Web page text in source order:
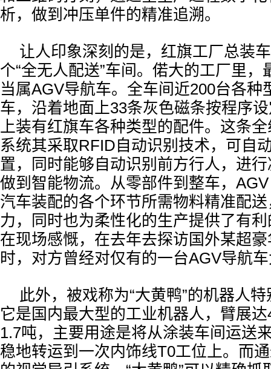
析，做到冲压单件的精准追溯。
让人印象深刻的是，红旗工厂总装
个“全无人配送”车间。偌大的工厂里，
当属AGV导航车。全车间近200台各种
车，沿着地面上33条灰色磁条按程序
上装有红旗车各种类型的配件。这条
系统其采取RFID自动识别技术，可自
置，同时能够自动识别前方行人，进
做到智能物流。从零部件到整车，
汽车装配的各个环节所需物料精准配
力，同时也为柔性化的生产提供了有
在现场感慨，在去年去探访国外某超
时，对方曾经对仅有的一台AGV导航
此外，被戏称为“大黄鸭”的机器人
它是国内最大型的工业机器人，臂展
1.7吨，主要用途是将从涂装车间运送
稳地转运到一次内饰线T0工位上。而